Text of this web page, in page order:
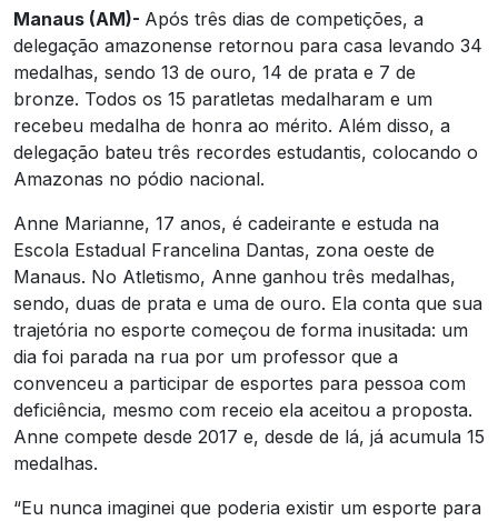
Manaus (AM)- Após três dias de competições, a
delegação amazonense retornou para casa levando 34
medalhas, sendo 13 de ouro, 14 de prata e 7 de
bronze. Todos os 15 paratletas medalharam e um
recebeu medalha de honra ao mérito. Além disso, a
delegação bateu três recordes estudantis, colocando o
Amazonas no pódio nacional.
Anne Marianne, 17 anos, é cadeirante e estuda na
Escola Estadual Francelina Dantas, zona oeste de
Manaus. No Atletismo, Anne ganhou três medalhas,
sendo, duas de prata e uma de ouro. Ela conta que sua
trajetória no esporte começou de forma inusitada: um
dia foi parada na rua por um professor que a
convenceu a participar de esportes para pessoa com
deficiência, mesmo com receio ela aceitou a proposta.
Anne compete desde 2017 e, desde de lá, já acumula 15
medalhas.
“Eu nunca imaginei que poderia existir um esporte para